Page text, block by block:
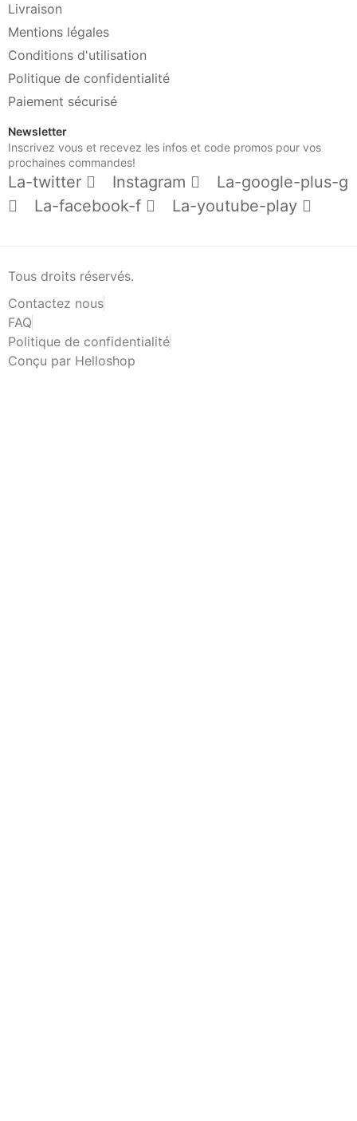
Livraison
Mentions légales
Conditions d'utilisation
Politique de confidentialité
Paiement sécurisé
Newsletter
Inscrivez vous et recevez les infos et code promos pour vos
prochaines commandes!
La-twitter Instagram
La-google-plus-g
La-facebook-f
La-youtube-play
Tous droits réservés.
Contactez nous
FAQ
Politique de confidentialité
Conçu par Helloshop